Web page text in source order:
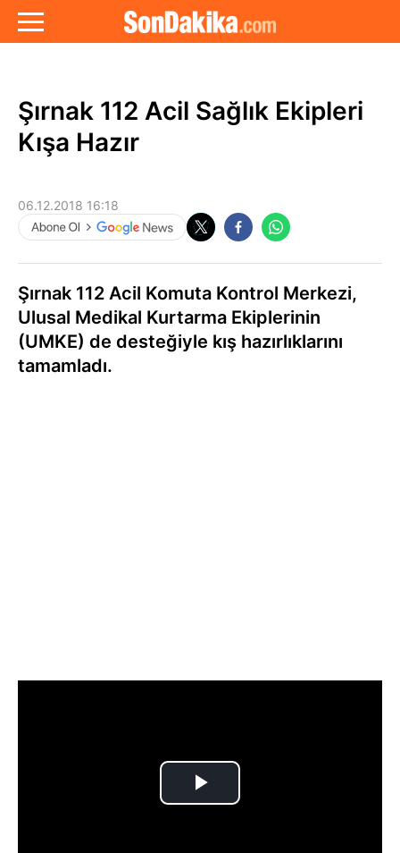
Şırnak 112 Acil Sağlık Ekipleri
Kışa Hazır
06.12.2018 16:18
Şırnak 112 Acil Komuta Kontrol Merkezi,
Ulusal Medikal Kurtarma Ekiplerinin
(UMKE) de desteğiyle kış hazırlıklarını
tamamladı.